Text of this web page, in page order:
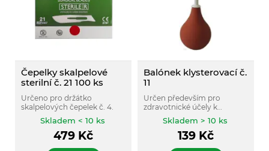
Čepelky skalpelové
sterilní č. 21 100 ks
Určeno pro držátko
skalpelových čepelek č. 4.
Skladem < 10 ks
479 Kč
Balónek klysterovací č.
11
Určen především pro
zdravotnické účely k
provádění klystýru.
Skladem > 10 ks
139 Kč